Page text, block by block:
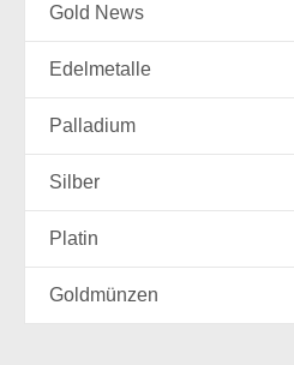
Gold News
Edelmetalle
Palladium
Silber
Platin
Goldmünzen